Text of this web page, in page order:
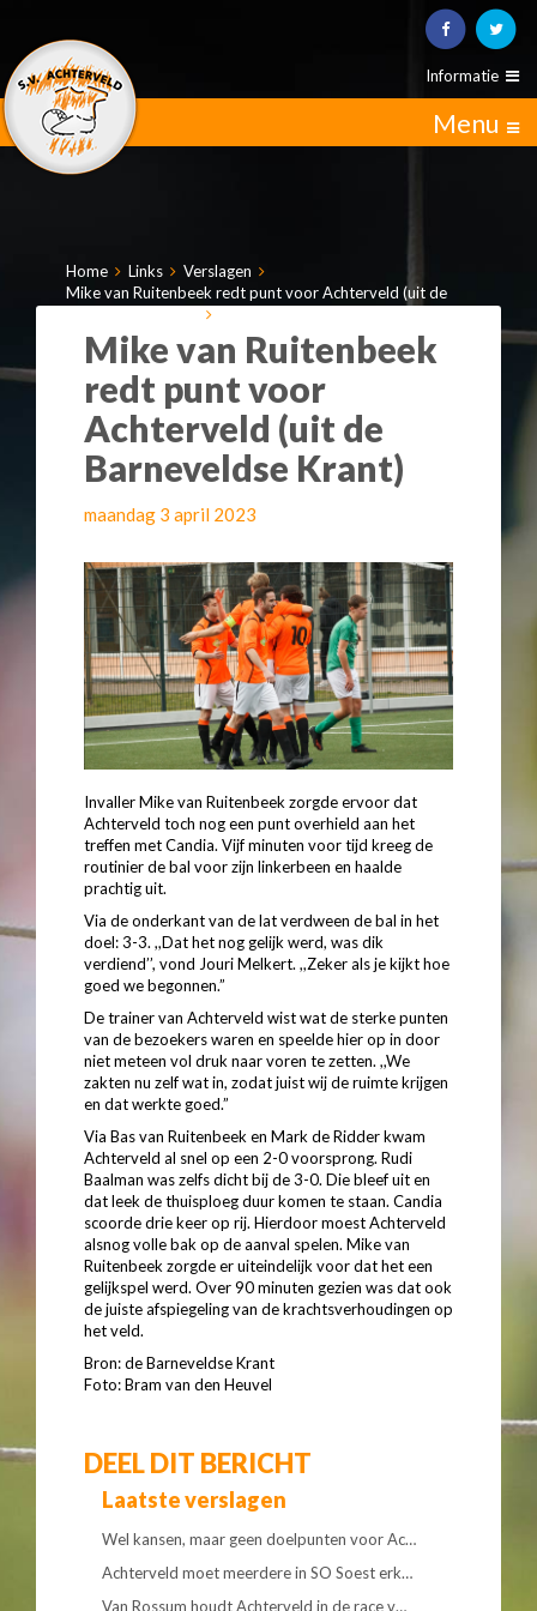
Informatie
Menu
Home Links
Verslagen
Mike van Ruitenbeek redt punt voor Achterveld (uit de
Mike van Ruitenbeek
redt punt voor
Achterveld (uit de
Barneveldse Krant)
maandag 3 april 2023
Invaller Mike van Ruitenbeek zorgde ervoor dat
Achterveld toch nog een punt overhield aan het
treffen met Candia. Vijf minuten voor tijd kreeg de
routinier de bal voor zijn linkerbeen en haalde
prachtig uit.
Via de onderkant van de lat verdween de bal in het
doel: 3-3. ,,Dat het nog gelijk werd, was dik
verdiend’’, vond Jouri Melkert. ,,Zeker als je kijkt hoe
goed we begonnen.”
De trainer van Achterveld wist wat de sterke punten
van de bezoekers waren en speelde hier op in door
niet meteen vol druk naar voren te zetten. ,,We
zakten nu zelf wat in, zodat juist wij de ruimte krijgen
en dat werkte goed.”
Via Bas van Ruitenbeek en Mark de Ridder kwam
Achterveld al snel op een 2-0 voorsprong. Rudi
Baalman was zelfs dicht bij de 3-0. Die bleef uit en
dat leek de thuisploeg duur komen te staan. Candia
scoorde drie keer op rij. Hierdoor moest Achterveld
alsnog volle bak op de aanval spelen. Mike van
Ruitenbeek zorgde er uiteindelijk voor dat het een
gelijkspel werd. Over 90 minuten gezien was dat ook
de juiste afspiegeling van de krachtsverhoudingen op
het veld.
Bron: de Barneveldse Krant
Foto: Bram van den Heuvel
DEEL DIT BERICHT
Laatste verslagen
Wel kansen, maar geen doelpunten voor Ac…
Achterveld moet meerdere in SO Soest erk…
Van Rossum houdt Achterveld in de race v…